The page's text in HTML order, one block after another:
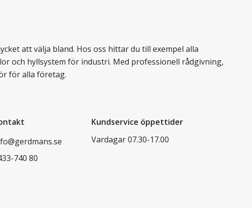
att välja bland. Hos oss hittar du till exempel alla
och hyllsystem för industri. Med professionell rådgivning,
för alla företag.
740 80
Kundservice öppettider
Vardagar 07.30-17.00